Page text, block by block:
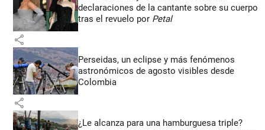
declaraciones de la cantante sobre su cuerpo
tras el revuelo por Petal
share
Perseidas, un eclipse y más fenómenos
astronómicos de agosto visibles desde
Colombia
share
¿Le alcanza para una hamburguesa triple?